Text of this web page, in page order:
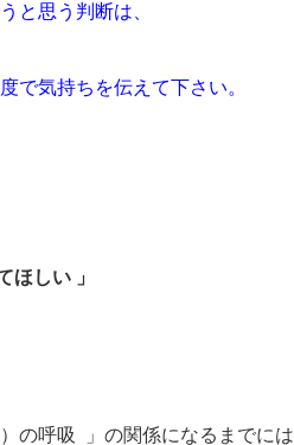
と思う判断は、
で気持ちを伝えて下さい。
ほしい 」
の呼吸 」の関係になるまでには